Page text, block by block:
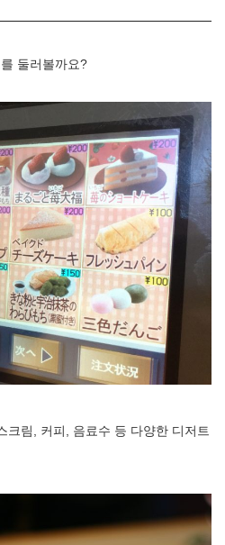
둘러볼까요?
크림, 커피, 음료수 등 다양한 디저트